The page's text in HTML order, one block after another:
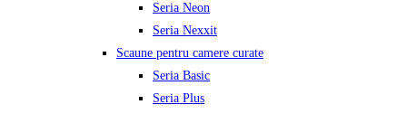
Seria Neon
Seria Nexxit
Scaune pentru camere curate
Seria Basic
Seria Plus